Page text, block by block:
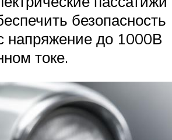
безопасность
напряжение до 1000В
токе.